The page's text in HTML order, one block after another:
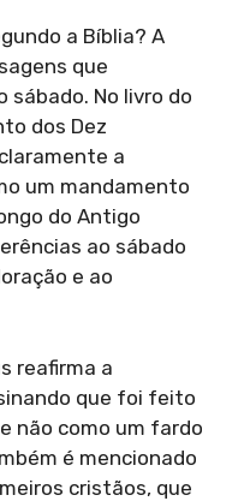
a Bíblia? A
que
No livro do
dos Dez
a
um mandamento
do Antigo
ao sábado
e ao
reafirma a
que foi feito
não como um fardo
é mencionado
cristãos, que